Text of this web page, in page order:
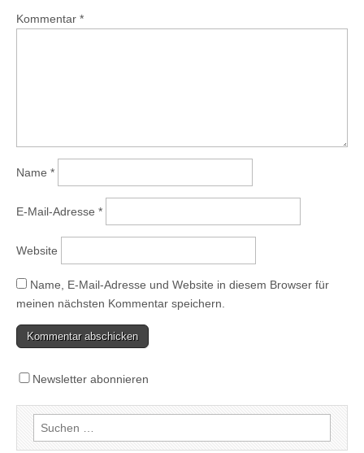
Kommentar *
Name *
E-Mail-Adresse *
Website
Name, E-Mail-Adresse und Website in diesem Browser für
meinen nächsten Kommentar speichern.
Newsletter abonnieren
Suchen
nach: